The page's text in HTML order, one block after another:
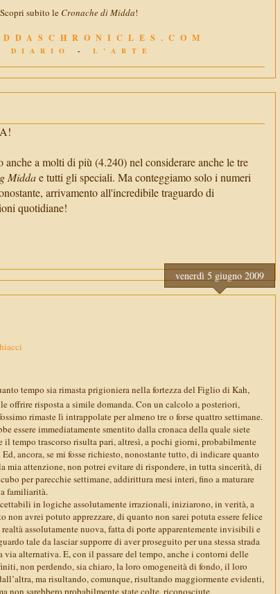
Scopri subito le Cronache di Midda!
DIARIO - L'ARTE
anche a molti di più (4.240) nel considerare anche le tre
Middae tutti gli speciali. Ma conteggiamo solo i numeri
arrivamento all'incredibile traguardo di
quotidiane!
venerdì 5 giugno 2009
tempo sia rimasta prigioniera nella fortezza del Figlio di Kah,
offrire risposta a simile domanda. Con un calcolo a posteriori,
rimaste lì intrappolate per almeno tre o forse quattro settimane.
essere immediatamente smentito dalla cronaca della quale siete
il tempo trascorso risulta pari, altresì, a pochi giorni, probabilmente
ancora, se mi fosse richiesto, nonostante tutto, di indicare quanto
mia attenzione, non potrei evitare di rispondere, in tutta sincerità, di
per parecchie settimane, addirittura mesi interi, fino a maturare
familiarità.
in logiche assolutamente irrazionali, iniziarono, in verità, a
non avrei potuto apprezzare, di quanto non sarei potuta essere felice
assolutamente nuova, fatta di porte apparentemente invisibili e
tale da lasciar supporre di aver proseguito per una stessa strada
via alternativa. E, con il passare del tempo, anche i contorni delle
non perdendo, sia chiaro, la loro omogeneità di fondo, il loro
ma risultando, comunque, risultando maggiormente evidenti,
non sarebbero probabilmente state colte, riconosciute,